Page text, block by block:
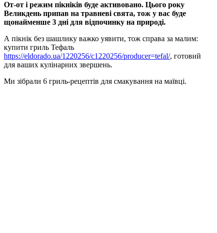
От-от і режим пікніків буде активовано. Цього року
Великдень припав на травневі свята, тож у вас буде
щонайменше 3 дні для відпочинку на природі.
А пікнік без шашлику важко уявити, тож справа за малим:
купити гриль Тефаль
https://eldorado.ua/1220256/c1220256/producer=tefal/, готовий
для ваших кулінарних звершень.
Ми зібрали 6 гриль-рецептів для смакування на маївці.